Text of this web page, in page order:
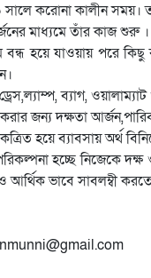
করোনা কালীন
মাধ্যমে তাঁর কাজ শুরু ।
হয়ে যাওয়ায় পরে
ব্যাগ,
জন্য দক্ষতা
হয়ে ব্যাবসায় অর্থ
হচ্ছে নিজেকে
ও আর্থিক ভাবে সাবলম্বী